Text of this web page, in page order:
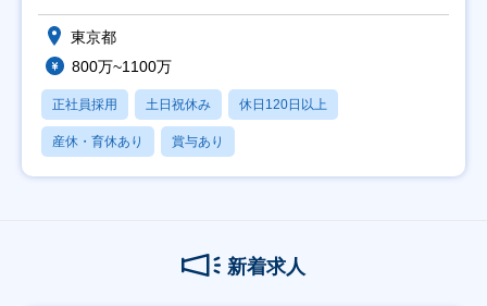
ド】
東京都
800万~1100万
正社員採用 土日祝休み 休日120日以上
産休・育休あり 賞与あり
新着求人